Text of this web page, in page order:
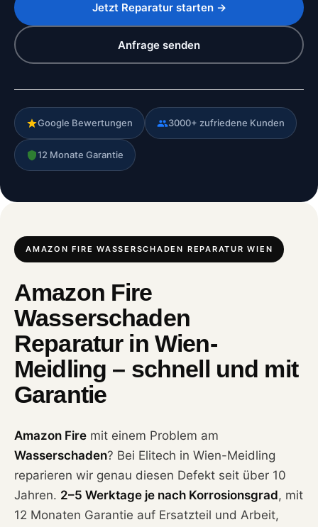
Jetzt Reparatur starten →
Anfrage senden
Google Bewertungen 3000+ zufriedene Kunden
12 Monate Garantie
AMAZON FIRE WASSERSCHADEN REPARATUR WIEN
Amazon Fire
Wasserschaden
Reparatur in Wien-
Meidling – schnell und mit
Garantie
Amazon Fire mit einem Problem am
Wasserschaden? Bei Elitech in Wien-Meidling
reparieren wir genau diesen Defekt seit über 10
Jahren. 2–5 Werktage je nach Korrosionsgrad, mit
12 Monaten Garantie auf Ersatzteil und Arbeit,